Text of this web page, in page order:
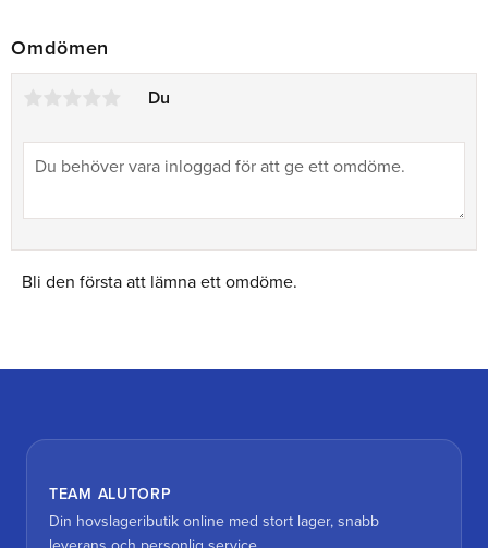
Omdömen
Du
Bli den första att lämna ett omdöme.
TEAM ALUTORP
Din hovslageributik online med stort lager, snabb